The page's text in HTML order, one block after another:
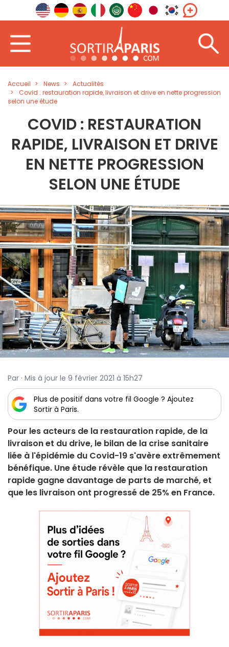
Accueil News
Actualités
Covid : restauration rapide, livraison et drive en nette progression
selon une étude
COVID : RESTAURATION
RAPIDE, LIVRAISON ET DRIVE
EN NETTE PROGRESSION
SELON UNE ÉTUDE
Par · Mis à jour le 9 février 2021 à 15h27
Plus de positif dans votre fil Google ? Ajoutez
Sortir à Paris.
Pour les acteurs de la restauration rapide, de la
livraison et du drive, le bilan de la crise sanitaire
liée à l'épidémie du Covid-19 s'avère extrêmement
bénéfique. Une étude révèle que la restauration
rapide gagne davantage de parts de marché, et
que les livraison ont progressé de 25% en France.